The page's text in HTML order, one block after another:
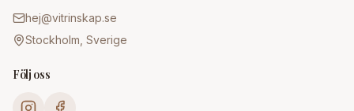
hej@vitrinskap.se
Stockholm, Sverige
Följ oss